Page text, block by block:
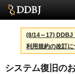
サービス
スパコン
統計
(8/14～17) DDBJ
利用規約の改訂に
システム復旧の